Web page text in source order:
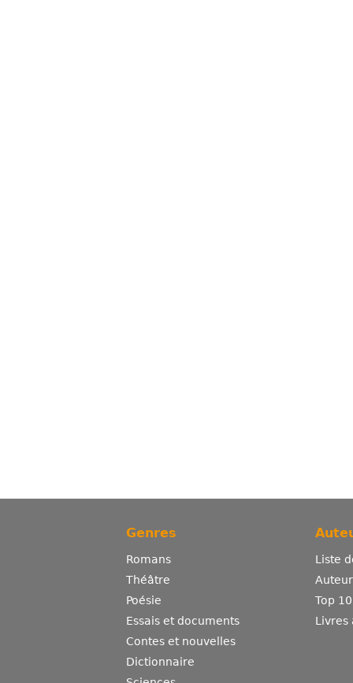
Genres
Romans
Théâtre
Poésie
Essais et documents
Contes et nouvelles
Dictionnaire
Liste
Top
Livres